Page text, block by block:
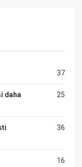
37
25
daha
36
16